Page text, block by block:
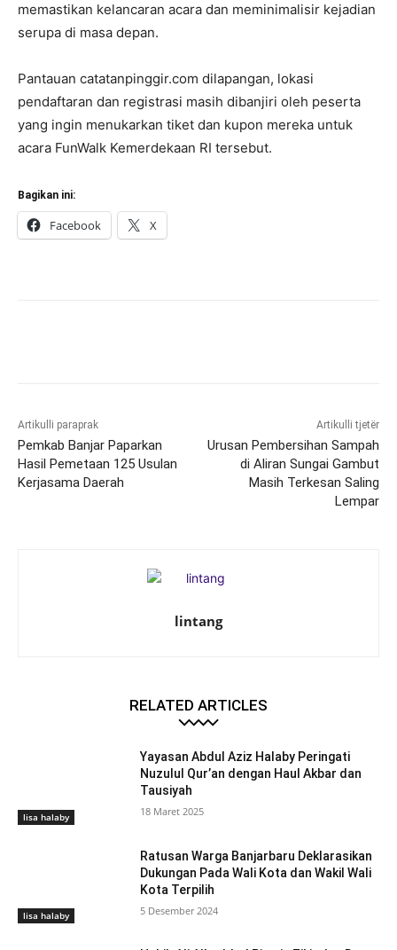
memastikan kelancaran acara dan meminimalisir kejadian
serupa di masa depan.
Pantauan catatanpinggir.com dilapangan, lokasi
pendaftaran dan registrasi masih dibanjiri oleh peserta
yang ingin menukarkan tiket dan kupon mereka untuk
acara FunWalk Kemerdekaan RI tersebut.
Bagikan ini:
Facebook X
Artikulli paraprak
Pemkab Banjar Paparkan
Hasil Pemetaan 125 Usulan
Kerjasama Daerah
Artikulli tjetër
Urusan Pembersihan Sampah
di Aliran Sungai Gambut
Masih Terkesan Saling
Lempar
lintang
RELATED ARTICLES
lisa halaby
Yayasan Abdul Aziz Halaby Peringati
Nuzulul Qur’an dengan Haul Akbar dan
Tausiyah
18 Maret 2025
lisa halaby
Ratusan Warga Banjarbaru Deklarasikan
Dukungan Pada Wali Kota dan Wakil Wali
Kota Terpilih
5 Desember 2024